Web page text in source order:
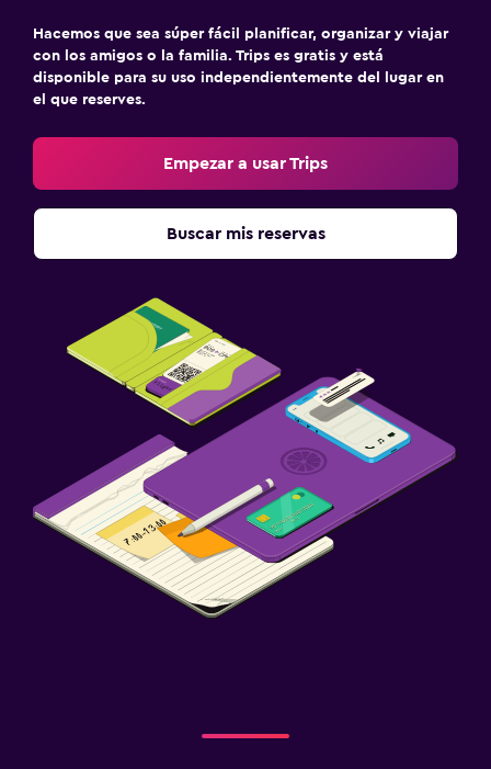
Hacemos que sea súper fácil planificar, organizar y viajar
con los amigos o la familia. Trips es gratis y está
disponible para su uso independientemente del lugar en
el que reserves.
Empezar a usar Trips
Buscar mis reservas